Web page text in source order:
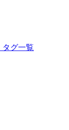
タグ一覧